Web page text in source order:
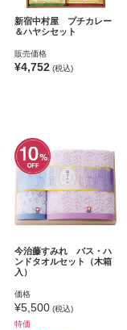
新宿中村屋 プチカレー
＆ハヤシセット
販売価格
¥4,752 (税込)
今治藤すみれ バス・ハ
ンドタオルセット（木箱
入）
価格
¥5,500 (税込)
特価